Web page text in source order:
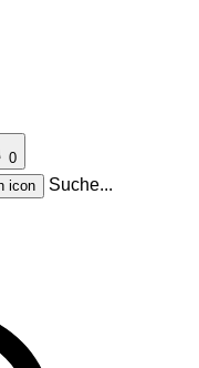
0
Suche...